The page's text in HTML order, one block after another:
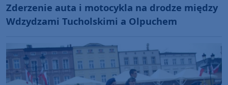
Zderzenie auta i motocykla na drodze między
Wdzydzami Tucholskimi a Olpuchem